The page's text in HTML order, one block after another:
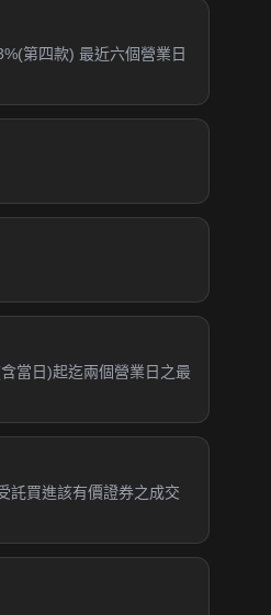
第四款) 最近六個營業日
當日)起迄兩個營業日之最
託買進該有價證券之成交